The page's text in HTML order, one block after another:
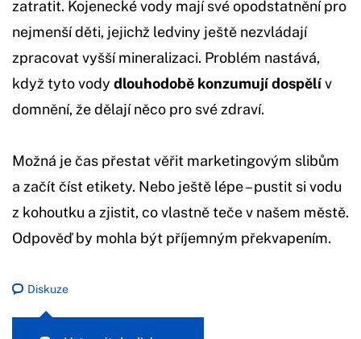
zatratit. Kojenecké vody mají své opodstatnění pro
nejmenší děti, jejichž ledviny ještě nezvládají
zpracovat vyšší mineralizaci. Problém nastává,
když tyto vody dlouhodobě konzumují dospělív
domnění, že dělají něco pro své zdraví.
Možná je čas přestat věřit marketingovým slibům
a začít číst etikety. Nebo ještě lépe – pustit si vodu
z kohoutku a zjistit, co vlastně teče v našem městě.
Odpověď by mohla být příjemným překvapením.
Diskuze